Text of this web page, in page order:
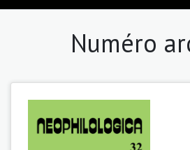
Numéro